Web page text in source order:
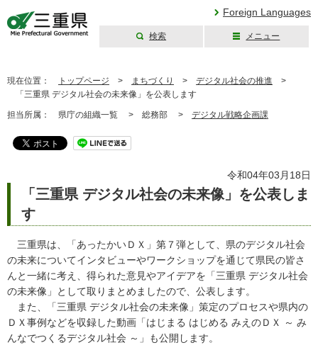
Foreign Languages
検索 メニュー
現在位置： トップページ > まちづくり > デジタル社会の推進 >
「三重県 デジタル社会の未来像」を公表します
担当所属： 県庁の組織一覧 > 総務部 > デジタル戦略企画課
令和04年03月18日
「三重県 デジタル社会の未来像」を公表しま
す
三重県は、「あったかいＤＸ」第７弾として、県のデジタル社会
の未来についてインタビューやワークショップを通じて県民の皆さ
んと一緒に考え、得られた意見やアイデアを「三重県 デジタル社会
の未来像」として取りまとめましたので、公表します。
また、「三重県 デジタル社会の未来像」策定のプロセスや県内の
ＤＸ事例などを収録した動画「はじまる はじめる みえのＤＸ ～ み
んなでつくるデジタル社会 ～」も公開します。